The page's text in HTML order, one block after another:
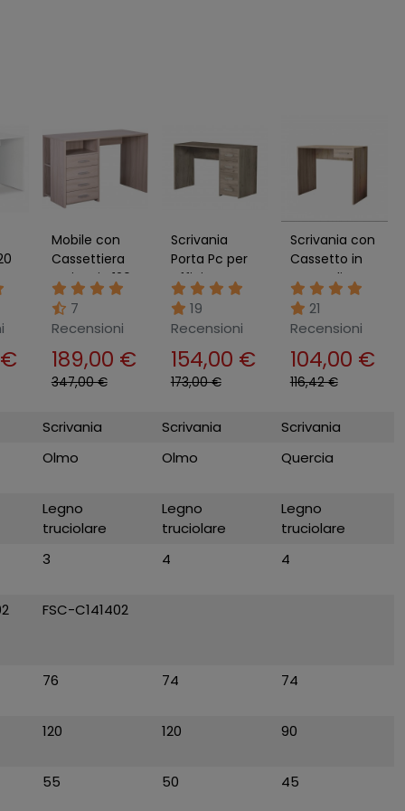
€
Mobile con
Cassettiera
Scrivania 120
cm Olmo
Grande
Ufficio
Cameretta
7
Recensioni
189,00 €
347,00 €
Scrivania
Porta Pc per
Ufficio
Cameretta
con
Cassettiera in
Legno Olmo
19
Recensioni
154,00 €
173,00 €
Scrivania con
Cassetto in
Legno di
Quercia Porta
Pc per Ufficio
o Studio
21
Recensioni
104,00 €
116,42 €
Scrivania Scrivania
Scrivania
Olmo Olmo Quercia
Legno
truciolare
Legno
truciolare
Legno
truciolare
3 4 4
FSC-C141402
76 74 74
120 120 90
55 50 45